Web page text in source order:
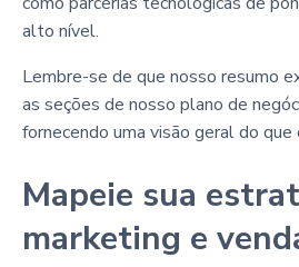
alto nível.
Lembre-se de que nosso resumo
as seções de nosso plano de
fornecendo uma visão geral do que
Mapeie sua
marketing e